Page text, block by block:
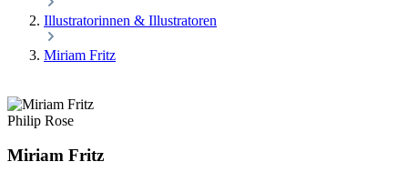
Illustratorinnen & Illustratoren
Miriam Fritz
Philip Rose
Miriam Fritz